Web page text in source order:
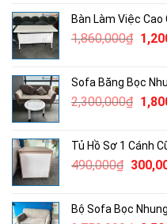
Bàn Làm Việc Cao
1,860,000₫ Giá
Sofa Băng Bọc
2,300,000₫ Giá
Tủ Hồ Sơ 1 Cánh
490,000₫ Giá
Bộ Sofa Bọc